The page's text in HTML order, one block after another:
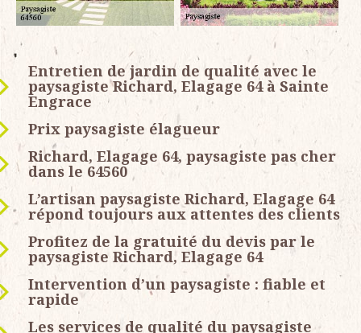
Entretien de jardin de qualité avec le
paysagiste Richard, Elagage 64 à Sainte
Engrace
Prix paysagiste élagueur
Richard, Elagage 64, paysagiste pas cher
dans le 64560
L’artisan paysagiste Richard, Elagage 64
répond toujours aux attentes des clients
Profitez de la gratuité du devis par le
paysagiste Richard, Elagage 64
Intervention d’un paysagiste : fiable et
rapide
Les services de qualité du paysagiste